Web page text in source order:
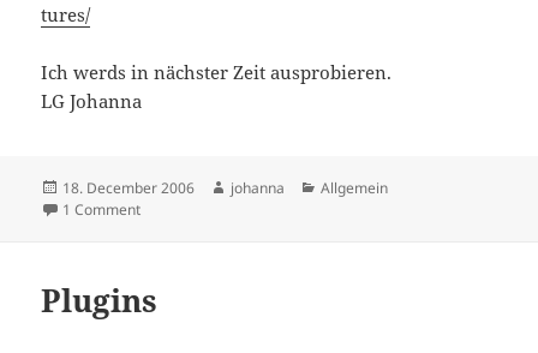
tures/
Ich werds in nächster Zeit ausprobieren.
LG Johanna
Posted
on
18. December 2006 Author
johanna Categories
Allgemein
1 Commenton Adobe Flex 2.0
Plugins